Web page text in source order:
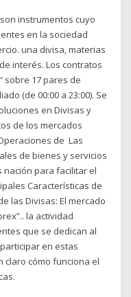
instrumentos cuyo
en la sociedad
una divisa, materias
interés. Los contratos
sobre 17 pares de
(de 00:00 a 23:00). Se
en Divisas y
de los mercados
de Las
de bienes y servicios
nación para facilitar el
Características de
las Divisas: El mercado
la actividad
que se dedican al
en estas
claro cómo funciona el